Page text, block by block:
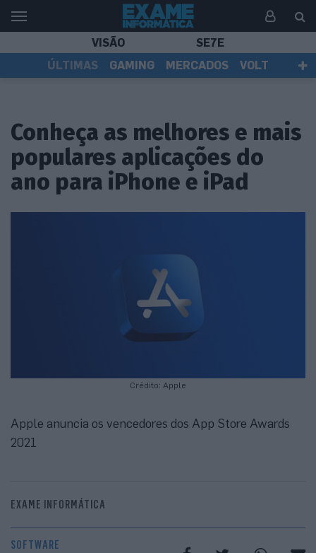
VISÃO
SE7E
ÚLTIMAS
GAMING MERCADOS
VOLT
Conheça as melhores e mais
populares aplicações do
ano para iPhone e iPad
Crédito: Apple
Apple anuncia os vencedores dos App Store Awards
2021
EXAME INFORMÁTICA
SOFTWARE